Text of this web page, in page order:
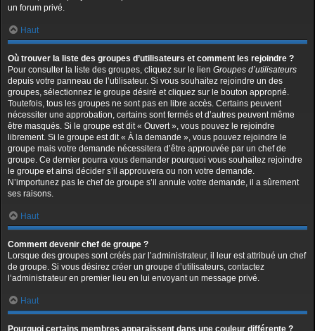
un forum privé.
Haut
Où trouver la liste des groupes d’utilisateurs et comment les rejoindre ?
Pour consulter la liste des groupes, cliquez sur le lien Groupes d’utilisateurs
depuis votre panneau de l’utilisateur. Si vous souhaitez rejoindre un des
groupes, sélectionnez le groupe désiré et cliquez sur le bouton approprié.
Toutefois, tous les groupes ne sont pas en libre accès. Certains peuvent
nécessiter une approbation, certains sont fermés et d’autres peuvent même
être masqués. Si le groupe est dit « Ouvert », vous pouvez le rejoindre
librement. Si le groupe est dit « À la demande », vous pouvez rejoindre le
groupe mais votre demande nécessitera d’être approuvée par un chef de
groupe. Ce dernier pourra vous demander pourquoi vous souhaitez rejoindre
le groupe et ainsi décider s’il approuvera ou non votre demande.
N’importunez pas le chef de groupe s’il annule votre demande, il a sûrement
ses raisons.
Haut
Comment devenir chef de groupe ?
Lorsque des groupes sont créés par l’administrateur, il leur est attribué un chef
de groupe. Si vous désirez créer un groupe d’utilisateurs, contactez
l’administrateur en premier lieu en lui envoyant un message privé.
Haut
Pourquoi certains membres apparaissent dans une couleur différente ?